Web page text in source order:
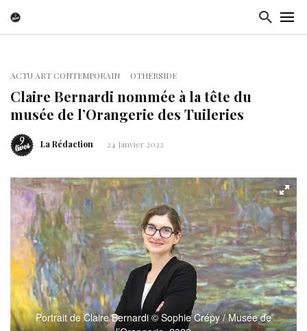
ACTU ART CONTEMPORAIN OTHERSIDE
Claire Bernardi nommée à la tête du
musée de l’Orangerie des Tuileries
La Rédaction 24 Janvier 2022
Portrait de Claire Bernardi © Sophie Crépy / Musée de